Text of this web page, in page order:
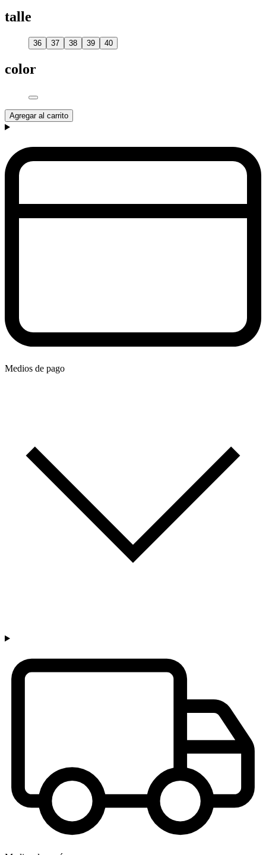
talle
36 37 38 39 40
color
Agregar al carrito
Medios de pago